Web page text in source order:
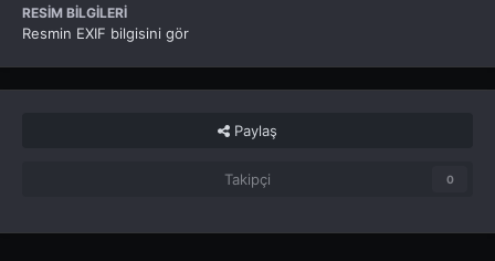
RESIM BILGILERI
Resmin EXIF bilgisini gör
Paylaş
Takipçi 0